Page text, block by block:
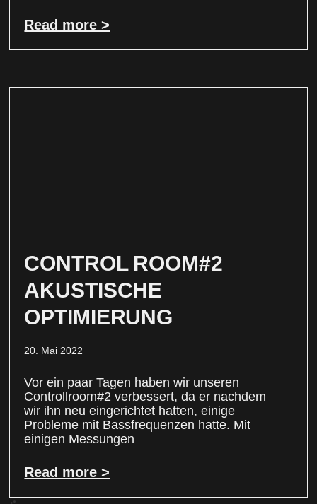
Read more >
CONTROL ROOM#2
AKUSTISCHE
OPTIMIERUNG
20. Mai 2022
Vor ein paar Tagen haben wir unseren
Controllroom#2 verbessert, da er nachdem
wir ihn neu eingerichtet hatten, einige
Probleme mit Bassfrequenzen hatte. Mit
einigen Messungen
Read more >